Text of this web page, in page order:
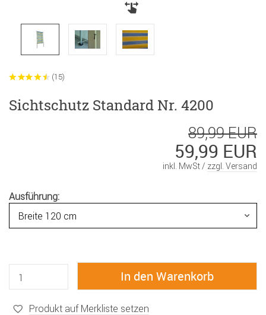
(15)
Sichtschutz Standard Nr. 4200
89,99 EUR
59,99 EUR
inkl. MwSt / zzgl. Versand
Ausführung:
Produkt auf Merkliste setzen